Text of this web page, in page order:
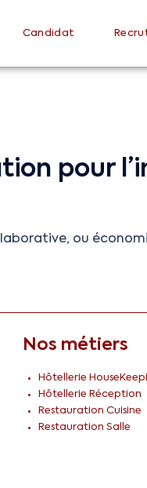
Candidat
pour
ou
Nos métiers
Hôtellerie
Hôtellerie Réception
Restauration Cuisine
Restauration Salle